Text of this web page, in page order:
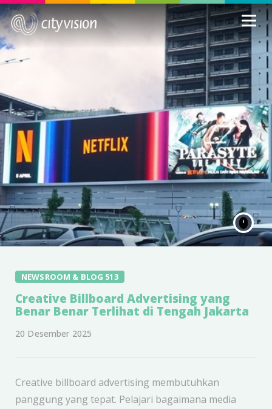
NEWSROOM & BLOG 513
Creative Billboard Advertising yang
Benar Benar Terlihat di Tengah Jakarta
20 Desember 2025
Creative billboard advertising membutuhkan
panggung yang tepat. Pelajari bagaimana media